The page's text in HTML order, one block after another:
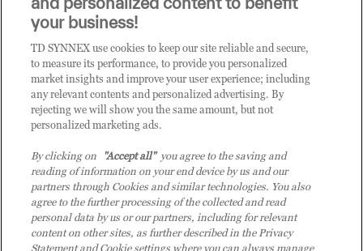
CLICCA QUI E DIVENTA
CLIENTE TD SYNNEX
your business!
TD SYNNEX use cookies to keep our site reliable and secure,
to measure its performance, to provide you personalized
market insights and improve your user experience; including
any relevant contents and personalized advertising. By
rejecting we will show you the same amount, but not
personalized marketing ads.
By clicking on "Accept all"you agree to the saving and
reading of information on your end device by us and our
partners through Cookies and similar technologies. You also
agree to the further processing of the collected and read
personal data by us or our partners, including for relevant
content on other sites, as further described in the Privacy
Statement and Cookie settings where you can always manage